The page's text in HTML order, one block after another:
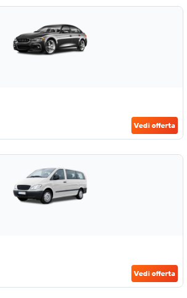
Vedi offerta
Vedi offerta